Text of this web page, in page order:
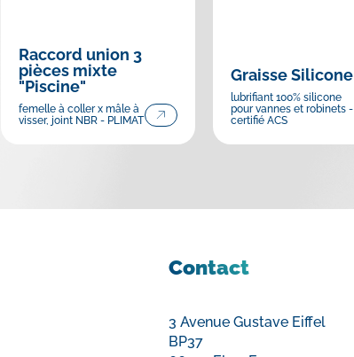
Raccord union 3
pièces mixte
"Piscine"
femelle à coller x mâle à
visser, joint NBR - PLIMAT
Graisse Silicone
lubrifiant 100% silicone
pour vannes et robinets -
certifié ACS
Contact
3 Avenue Gustave Eiffel
BP37